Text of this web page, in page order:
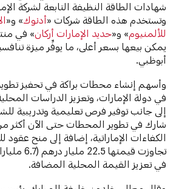
شهادات الطاقة النظيفة التابعة لشركة
وتستخدم هذه الطاقة شركات «أدنوك» و«
للألمنيوم» و«حديد الإمارات أركان» في
يمكن بيعها بسعر أعلى، ما يوفِّر ميزة
أبوظبي.
وأسهم إنشاء محطات براكة في تحفيز
في دولة الإمارات، وتعزيز الدراسات
إلى جانب توفير فرص تعليمية وتدريبية
الكفاءات الإماراتية، إضافة إلى منح عقود
تجاوزت قيمتها
في تعزيز القيمة المحلية المضافة.